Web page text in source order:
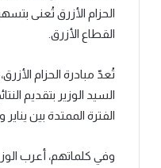
الحزام الأزرق تُعنى
القطاع الأزرق.
السيد الوزير بتقديم
الفترة الممتدة بين يناير ومارس 2024، الأمر الذي يُبرز الإمكانات الكبيرة التي يتيحها التعاون جنوب-
وفي كلماتهم، أعرب